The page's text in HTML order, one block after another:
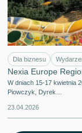
Dla biznesu
Nexia Europe
W dniach 15-17 kwietnia
Piowczyk, Dyrek…
23.04.2026